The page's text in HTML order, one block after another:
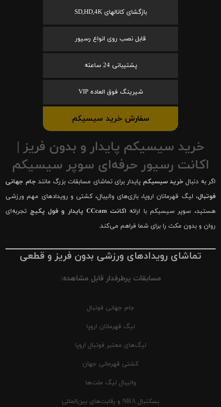
بازگشای کانالهای SD,HD,4K
قابل نصب روی انواع رسیور
پشتیبانی 24 ساعته
شیرینگ فوق العاده VIP
سفارش خرید سیسیکم
خرید سیسیکم پایدار و بدون فریز |
اکانت رسیور حرفه‌ای سوپر سیسیکم
اگر به دنبال خرید سیسیکم پایدار برای تماشای مسابقات بزرگ مانند جام جهانی
فوتبال، لیگ قهرمانان اروپا، بازی‌های والیبال، کشتی و رویدادهای مهم ورزشی
هستید، سوپر سیسیکم با ارائه اکانت CCcam پایدار و فول پکیج
تجربه‌ای
روان و بدون مکث را برای شما فراهم می‌کند.
تماشای رویدادهای ورزشی بدون فریز و قطعی
مسابقات پرطرفدار قابل مشاهده:
جام جهانی فوتبال
لیگ قهرمانان اروپا
لیگ‌های معتبر فوتبال اروپا
کشتی قهرمانی جهان
والیبال لیگ ملت‌ها
بسکتبال NBA و رقابت‌های بین‌المللی